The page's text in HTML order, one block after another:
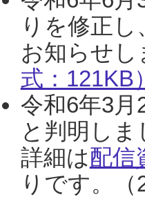
りを修正
お知らせし
式：121KB）
令和6年3
と判明し
詳細は配信
りです。（